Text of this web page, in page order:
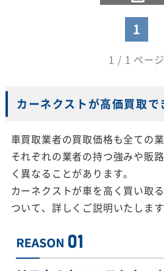
1
1 / 1 ページ
カーネクストが高価買取で
車買取業者の買取価格も全ての
それぞれの業者の持つ強みや販
く異なることがあります。
カーネクストが車を高く買い取
ついて、詳しくご説明いたします